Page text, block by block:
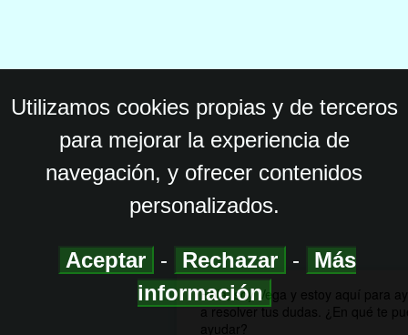
Utilizamos cookies propias y de terceros
para mejorar la experiencia de
navegación, y ofrecer contenidos
personalizados.
Aceptar - Rechazar -
Más
información